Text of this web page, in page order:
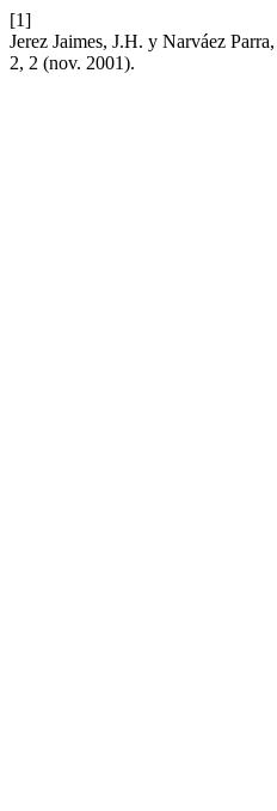
[1]
Jerez Jaimes, J.H. y Narváez
2, 2 (nov. 2001).